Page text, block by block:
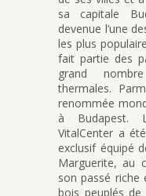
sa capitale
devenue l’une
les plus
fait partie des
grand
thermales.
renommée
à Budapest.
VitalCenter a
exclusif équipé
Marguerite, au
son passé riche
bois peuplés de